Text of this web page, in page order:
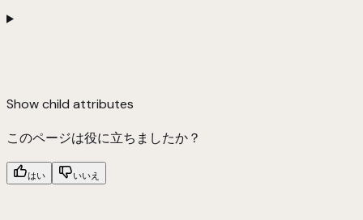
Showchild attributes
このページは役に立ちましたか？
はい いいえ